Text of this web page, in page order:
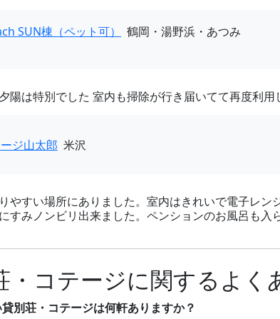
SUN棟（ペット可） 鶴岡・湯野浜・あつみ
陽は特別でした 室内も掃除が行き届いてて再度利用
ジ山太郎 米沢
やすい場所にありました。室内はきれいで電子レ
すみノンビリ出来ました。ペンションのお風呂も
・コテージに関するよく
別荘・コテージは何軒ありますか？